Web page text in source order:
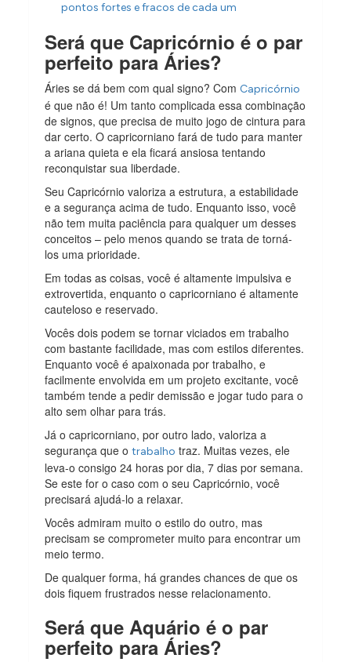
pontos fortes e fracos de cada um
Será que Capricórnio é o par
perfeito para Áries?
Áries se dá bem com qual signo? Com Capricórnio
é que não é! Um tanto complicada essa combinação
de signos, que precisa de muito jogo de cintura para
dar certo. O capricorniano fará de tudo para manter
a ariana quieta e ela ficará ansiosa tentando
reconquistar sua liberdade.
Seu Capricórnio valoriza a estrutura, a estabilidade
e a segurança acima de tudo. Enquanto isso, você
não tem muita paciência para qualquer um desses
conceitos – pelo menos quando se trata de torná-
los uma prioridade.
Em todas as coisas, você é altamente impulsiva e
extrovertida, enquanto o capricorniano é altamente
cauteloso e reservado.
Vocês dois podem se tornar viciados em trabalho
com bastante facilidade, mas com estilos diferentes.
Enquanto você é apaixonada por trabalho, e
facilmente envolvida em um projeto excitante, você
também tende a pedir demissão e jogar tudo para o
alto sem olhar para trás.
Já o capricorniano, por outro lado, valoriza a
segurança que otrabalho traz. Muitas vezes, ele
leva-o consigo 24 horas por dia, 7 dias por semana.
Se este for o caso com o seu Capricórnio, você
precisará ajudá-lo a relaxar.
Vocês admiram muito o estilo do outro, mas
precisam se comprometer muito para encontrar um
meio termo.
De qualquer forma, há grandes chances de que os
dois fiquem frustrados nesse relacionamento.
Será que Aquário é o par
perfeito para Áries?